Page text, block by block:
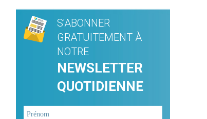
S'ABONNER
GRATUITEMENT À
NOTRE
NEWSLETTER
QUOTIDIENNE